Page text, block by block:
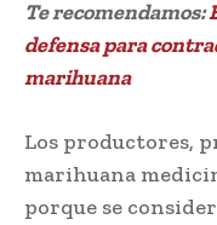
Te recomendamos:
defensa para
marihuana
Los productores,
marihuana
porque se